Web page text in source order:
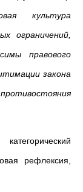
культура
ограничений,
правового
закона
рефлексия,